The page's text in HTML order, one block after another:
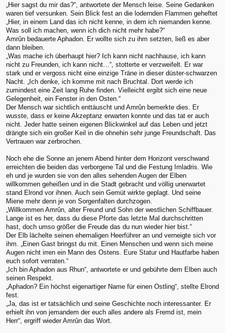
„Hier sagst du mir das?“, antwortete der Mensch leise. Seine Gedanken
waren tief versunken. Sein Blick fest an die lodernden Flammen geheftet
„Hier, in einem Land das ich nicht kenne, in dem ich niemanden kenne.
Was soll ich machen, wenn ich dich nicht mehr habe?“
Amrûn bedauerte Aphadon. Er wollte sich zu ihm setzten, ließ es aber
dann bleiben.
„Was mache ich überhaupt hier? Ich kann nicht nachhause, ich kann
nicht zu Freunden, ich kann nicht…“, stotterte er verzweifelt. Er war
stark und er vergoss nicht eine einzige Träne in dieser düster-schwarzen
Nacht. „Ich denke, ich komme mit nach Bruchtal. Dort werde ich
zumindest eine Zeit lang Ruhe finden. Vielleicht ergibt sich eine neue
Gelegenheit, ein Fenster in den Osten.“
Der Mensch war sichtlich enttäuscht und Amrûn bemerkte dies. Er
wusste, dass er keine Akzeptanz erwarten konnte und das tat er auch
nicht. Jeder hatte seinen eigenen Blickwinkel auf das Leben und jetzt
drängte sich ein großer Keil in die ohnehin sehr junge Freundschaft. Das
Vertrauen war zerbrochen.
Noch ehe die Sonne an jenem Abend hinter dem Horizont verschwand
erreichten die beiden das verborgene Tal und die Festung Imladris. Wie
eh und je wurden sie von den alles sehenden Augen der Elben
willkommen geheißen und in die Stadt gebracht und völlig unerwartet
stand Elrond vor ihnen. Auch sein Gemüt wirkte geplagt. Und seine
Miene mehr denn je von Sorgenfalten durchzogen.
„Willkommen Amrûn, alter Freund und Sohn der westlichen Schiffbauer.
Lange ist es her, dass du diese Pforte das letzte Mal durchschritten
hast, doch umso größer die Freude das du nun wieder hier bist.“
Der Elb lächelte seinen ehemaligen Heerführer an und verneigte sich vor
ihm. „Einen Gast bringst du mit. Einen Menschen und wenn sich meine
Augen nicht irren ein Mann des Ostens. Eure Statur und Hautfarbe haben
euch sofort verraten.“
„Ich bin Aphadon aus Rhun“, antwortete er und gebührte dem Elben auch
seinen Respekt.
„Aphadon? Ein höchst eigenartiger Name für einen Ostling“, stellte Elrond
fest.
„Ja, das ist er tatsächlich und seine Geschichte noch interessanter. Er
erhielt ihn von jemandem der euch alles andere als Fremd ist, mein
Herr“, ergriff wieder Amrûn das Wort.